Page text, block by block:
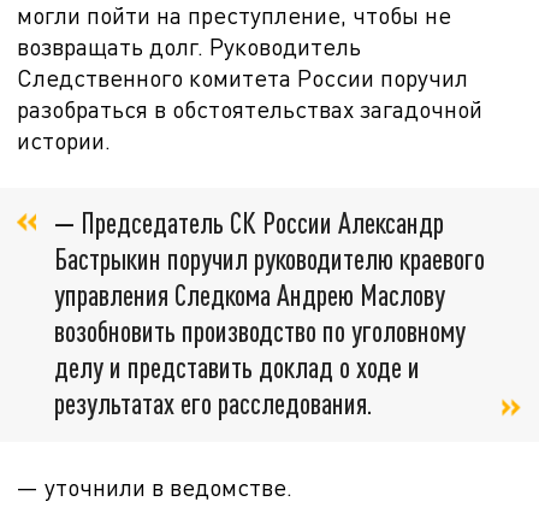
могли пойти на преступление, чтобы не
возвращать долг. Руководитель
Следственного комитета России поручил
разобраться в обстоятельствах загадочной
истории.
— Председатель СК России Александр
Бастрыкин поручил руководителю краевого
управления Следкома Андрею Маслову
возобновить производство по уголовному
делу и представить доклад о ходе и
результатах его расследования.
— уточнили в ведомстве.